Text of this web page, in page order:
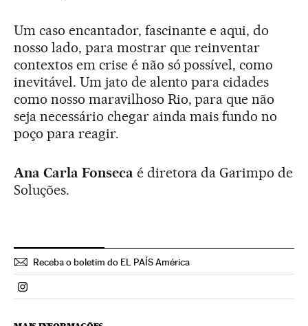
Um caso encantador, fascinante e aqui, do
nosso lado, para mostrar que reinventar
contextos em crise é não só possível, como
inevitável. Um jato de alento para cidades
como nosso maravilhoso Rio, para que não
seja necessário chegar ainda mais fundo no
poço para reagir.
Ana Carla Fonseca é diretora da Garimpo de
Soluções.
Receba o boletim do EL PAÍS América
Politica El País Brasil en Instagram